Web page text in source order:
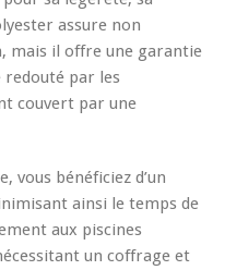
assure non
mais il offre une garantie
redouté par les
couvert par une
vous bénéficiez d’un
ainsi le temps de
aux piscines
un coffrage et